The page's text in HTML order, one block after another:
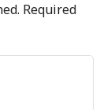
Required